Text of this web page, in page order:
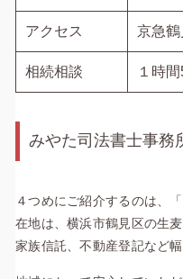
アクセス 京急
相続相談 １時
みやた司法書士事務
４つめにご紹介するのは、
在地は、横浜市鶴見区の生
家族信託、不動産登記など